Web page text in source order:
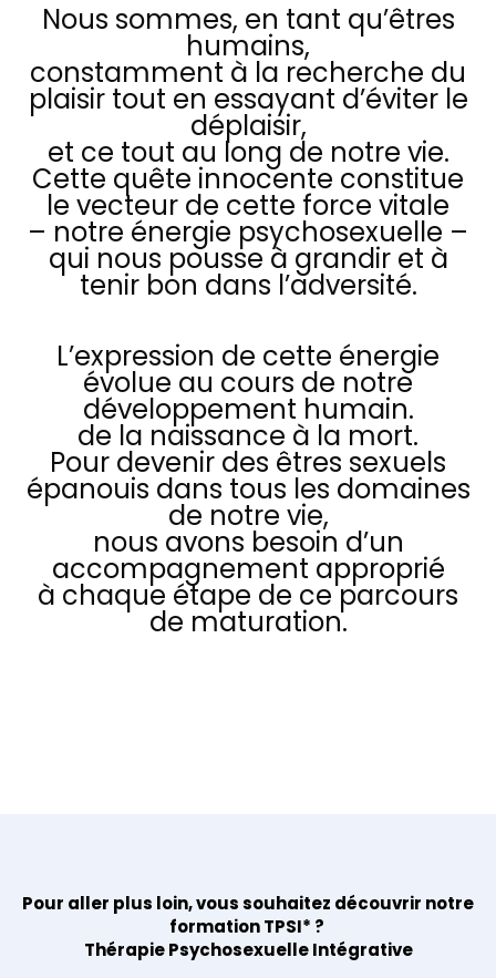
Nous sommes, en tant qu’êtres
humains,
constamment à la recherche du
plaisir tout en essayant d’éviter le
déplaisir,
et ce tout au long de notre vie.
Cette quête innocente constitue
le vecteur de cette force vitale
– notre énergie psychosexuelle –
qui nous pousse à grandir et à
tenir bon dans l’adversité.
L’expression de cette énergie
évolue au cours de notre
développement humain.
de la naissance à la mort.
Pour devenir des êtres sexuels
épanouis dans tous les domaines
de notre vie,
nous avons besoin d’un
accompagnement approprié
à chaque étape de ce parcours
de maturation.
Pour aller plus loin, vous souhaitez découvrir notre
formation TPSI* ?
Thérapie Psychosexuelle Intégrative